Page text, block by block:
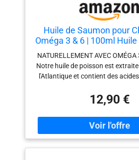
satisfait, nous vous
prix d'achat complet – sans
Huile de Saumon pour
Oméga 3 & 6 | 100ml
Norvégien Naturelle de
Complément Hautement
Chats
NATURELLEMENT AVEC OMÉGA
Notre huile de poisson est
l'Atlantique et contient des
ET LE PELAGE : Notre huile de
toutes les races, à poils longs et à
contient des acides gras
pour maintenir une peau saine.
DEHORS : En tant que
de chats, nous savons à quel
12,90 €